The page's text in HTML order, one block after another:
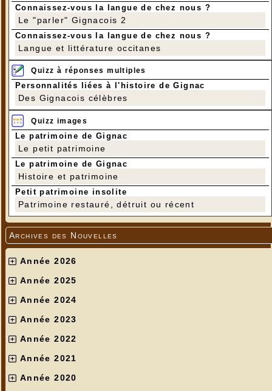
Connaissez-vous la langue de chez nous ?
Le "parler" Gignacois 2
Connaissez-vous la langue de chez nous ?
Langue et littérature occitanes
Quizz à réponses multiples
Personnalités liées à l'histoire de Gignac
Des Gignacois célèbres
Quizz images
Le patrimoine de Gignac
Le petit patrimoine
Le patrimoine de Gignac
Histoire et patrimoine
Petit patrimoine insolite
Patrimoine restauré, détruit ou récent
Archives des Nouvelles
Année 2026
Année 2025
Année 2024
Année 2023
Année 2022
Année 2021
Année 2020